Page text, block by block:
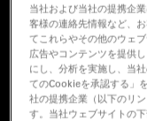
当社および当社の提携企
客様の連絡先情報など、
てこれらやその他のウェ
広告やコンテンツを提供
にし、分析を実施し、当
てのCookieを承認する」
社の提携企業（以下のリ
す。当社ウェブサイトの